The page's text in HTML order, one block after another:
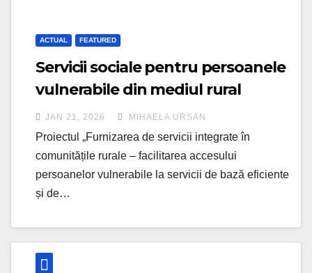
ACTUAL FEATURED
Servicii sociale pentru persoanele
vulnerabile din mediul rural
clujean
JAN 21, 2026 MIHAELA URSAN
Proiectul „Furnizarea de servicii integrate în
comunitățile rurale – facilitarea accesului
persoanelor vulnerabile la servicii de bază eficiente
și de…